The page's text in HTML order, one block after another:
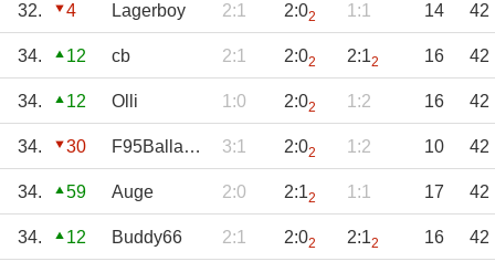
32. 4 Lagerboy 2:1 2:02 1:1 14 42
34. 12 cb 2:1 2:02 2:12 16 42
34. 12 Olli 1:0 2:02 1:2 16 42
34. 30 F95BallaBalla 3:1 2:02 1:2 10 42
34. 59 Auge 2:0 2:12 1:1 17 42
34. 12 Buddy66 2:1 2:02 2:12 16 42